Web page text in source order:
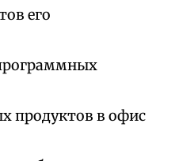
его
продуктов в офис